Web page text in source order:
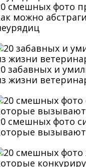
смешных фото
можно
забавных и
жизни
смешных фото